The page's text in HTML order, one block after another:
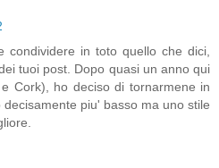
condividere in toto quello che dici,
tuoi post. Dopo quasi un anno qui
Cork), ho deciso di tornarmene in
piu' basso ma uno stile